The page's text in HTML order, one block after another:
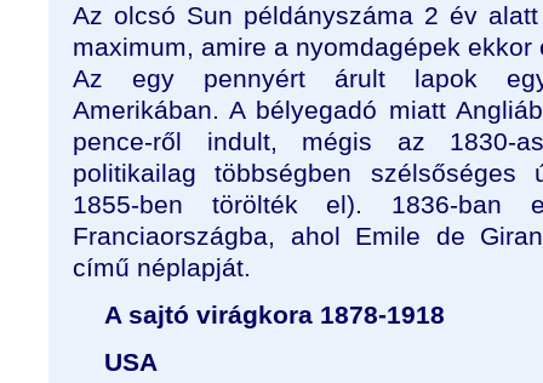
Az olcsó Sun példányszáma 2 év
maximum, amire a nyomdagépek
Az egy pennyért árult lapok
Amerikában. A bélyegadó miatt
pence-ről indult, mégis az 1830-
politikailag többségben
1855-ben törölték el). 1836-ban
Franciaországba, ahol Emile de
című néplapját.
A sajtó virágkora 1878-1918
USA